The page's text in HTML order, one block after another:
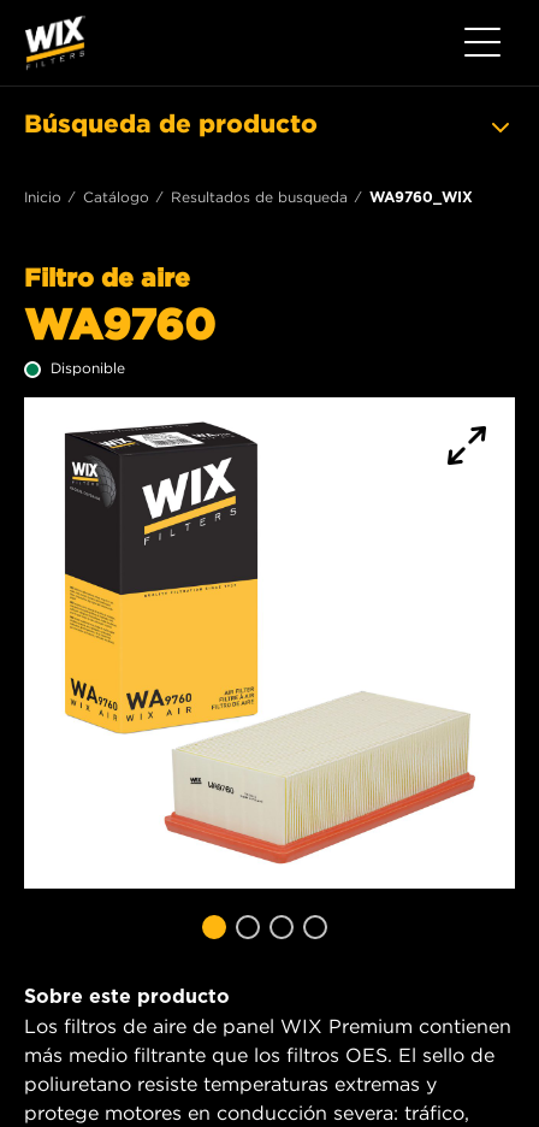
Toggle
Búsqueda de producto
Inicio Catálogo Resultados de busqueda WA9760_WIX
Filtro de aire
WA9760
Disponible
Sobre este producto
Los filtros de aire de panel WIX Premium contienen
más medio filtrante que los filtros OES. El sello de
poliuretano resiste temperaturas extremas y
protege motores en conducción severa: tráfico,